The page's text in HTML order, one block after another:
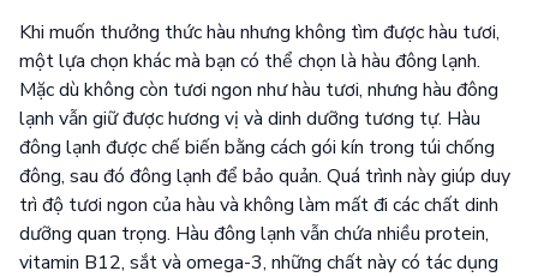
Khi muốn thưởng thức hàu nhưng không tìm được hàu tươi,
một lựa chọn khác mà bạn có thể chọn là hàu đông lạnh.
Mặc dù không còn tươi ngon như hàu tươi, nhưng hàu đông
lạnh vẫn giữ được hương vị và dinh dưỡng tương tự. Hàu
đông lạnh được chế biến bằng cách gói kín trong túi chống
đông, sau đó đông lạnh để bảo quản. Quá trình này giúp duy
trì độ tươi ngon của hàu và không làm mất đi các chất dinh
dưỡng quan trọng. Hàu đông lạnh vẫn chứa nhiều protein,
vitamin B12, sắt và omega-3, những chất này có tác dụng